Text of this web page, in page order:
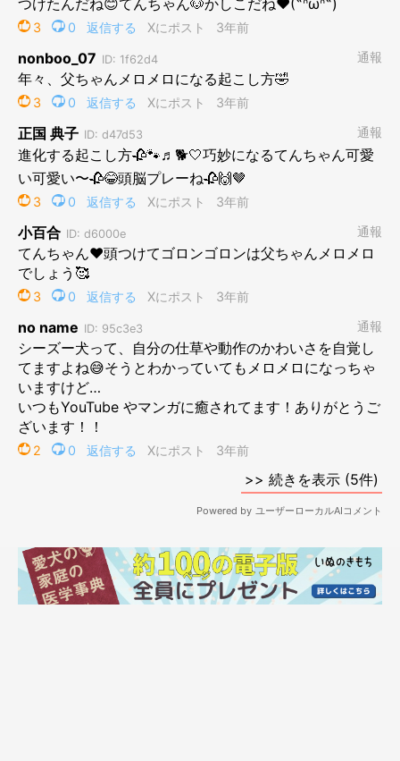
おでの朝ごはんは
早朝5時
正確な腹時計やから
だんなにはちゃんと起きてもらわなあかん
せやけど起こすのも大変なんやど
いろいろ考えてあのてこのてや
バッチリ起きてくれるんやで